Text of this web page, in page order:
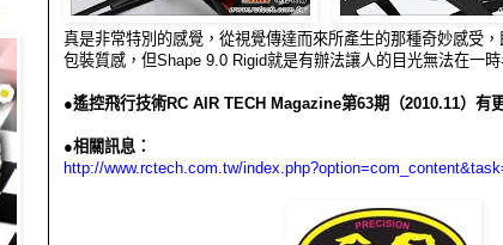
真是非常特別的感覺，從視覺傳達而來所產生的那種奇妙感受
包裝質感，但Shape 9.0 Rigid就是有辦法讓人的目光無法在一
●遙控飛行技術RC AIR TECH Magazine第63期（2010.11）有
●相關訊息：
http://www.rctech.com.tw/